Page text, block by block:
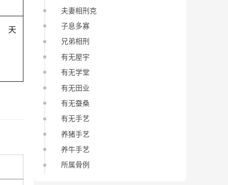
天
夫妻相刑克
子息多寡
兄弟相刑
有无屋宇
有无学堂
有无田业
有无蚕桑
有无手艺
养猪手艺
养牛手艺
所属骨例